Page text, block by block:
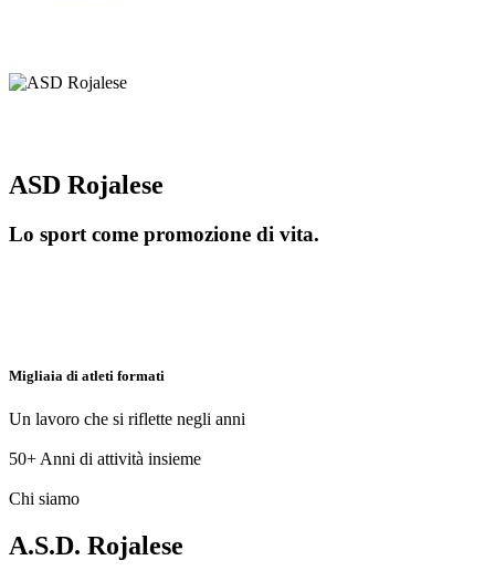
ASD Rojalese
Lo sport come promozione di vita.
Migliaia di atleti formati
Un lavoro che si riflette negli anni
50+ Anni di attività insieme
Chi siamo
A.S.D. Rojalese